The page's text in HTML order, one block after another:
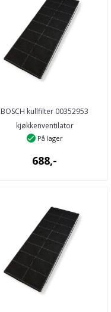
BOSCH kullfilter 00352953
kjøkkenventilator
På lager
688,-